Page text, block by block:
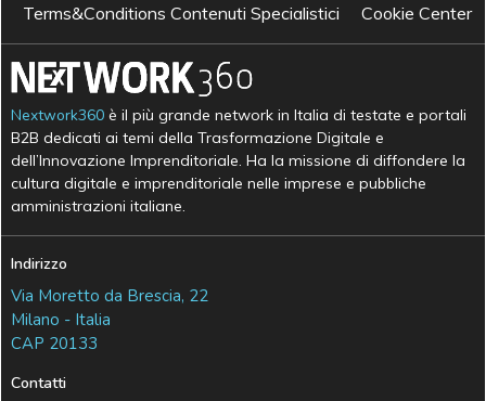
Terms&Conditions Contenuti Specialistici
Cookie Center
Nextwork360 è il più grande network in Italia di testate e portali
B2B dedicati ai temi della Trasformazione Digitale e
dell’Innovazione Imprenditoriale. Ha la missione di diffondere la
cultura digitale e imprenditoriale nelle imprese e pubbliche
amministrazioni italiane.
Indirizzo
Via Moretto da Brescia, 22
Milano - Italia
CAP 20133
Contatti